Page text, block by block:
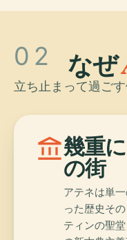
02 なぜ
立ち止まって過ごす
account_balance幾重
の街
アテネは単
った歴史そ
ティンの聖